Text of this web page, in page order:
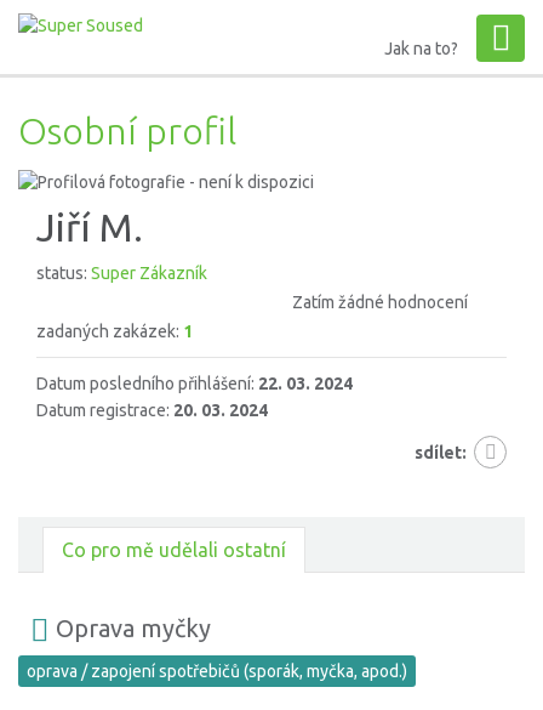
Jak na to?
Osobní profil
Jiří M.
status: Super Zákazník
Zatím žádné hodnocení
zadaných zakázek: 1
Datum posledního přihlášení: 22. 03. 2024
Datum registrace: 20. 03. 2024
sdílet:
Co pro mě udělali ostatní
Oprava myčky
oprava / zapojení spotřebičů (sporák, myčka, apod.)